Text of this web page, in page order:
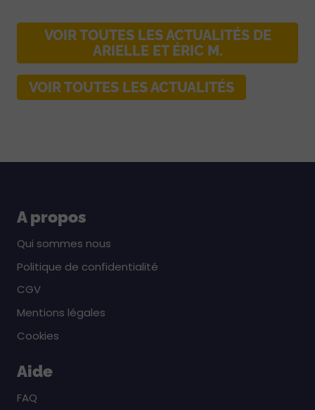
VOIR TOUTES LES ACTUALITÉS DE
ARIELLE ET ÉRIC M.
VOIR TOUTES LES ACTUALITÉS
A propos
Qui sommes nous
Politique de confidentialité
CGV
Mentions légales
Cookies
Aide
FAQ